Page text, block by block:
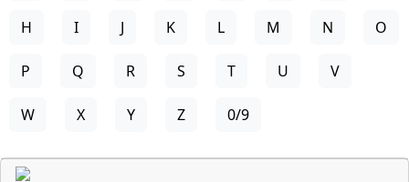
H I J K L M N O
P Q R S T U V
W X Y Z 0/9